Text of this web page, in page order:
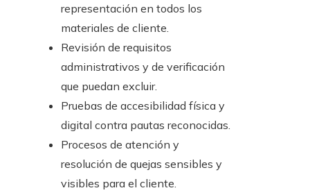
representación en todos los
materiales de cliente.
Revisión de requisitos
administrativos y de verificación
que puedan excluir.
Pruebas de accesibilidad física y
digital contra pautas reconocidas.
Procesos de atención y
resolución de quejas sensibles y
visibles para el cliente.